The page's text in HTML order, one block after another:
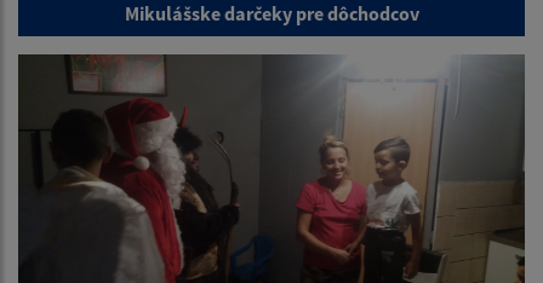
Mikulášske darčeky pre dôchodcov